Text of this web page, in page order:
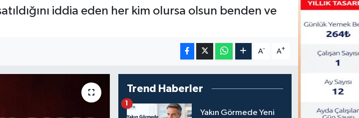
iddia eden her kim olursa olsun benden ve
A- A+
Trend Haberler
Yakın Görmede Yeni
1